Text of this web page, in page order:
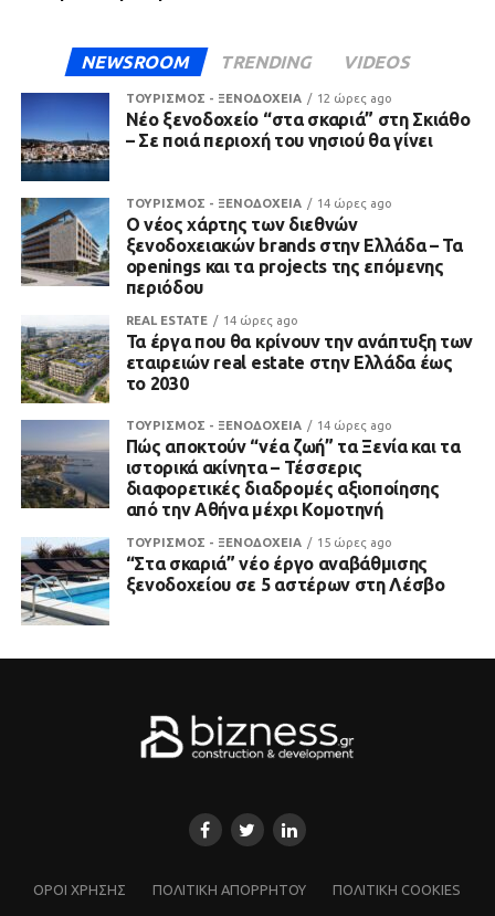
NEWSROOM TRENDING VIDEOS
ΤΟΥΡΙΣΜΟΣ - ΞΕΝΟΔΟΧΕΙΑ 12 ώρες ago
Νέο ξενοδοχείο “στα σκαριά” στη Σκιάθο
– Σε ποιά περιοχή του νησιού θα γίνει
ΤΟΥΡΙΣΜΟΣ - ΞΕΝΟΔΟΧΕΙΑ 14 ώρες ago
Ο νέος χάρτης των διεθνών
ξενοδοχειακών brands στην Ελλάδα – Τα
openings και τα projects της επόμενης
περιόδου
REAL ESTATE 14 ώρες ago
Τα έργα που θα κρίνουν την ανάπτυξη των
εταιρειών real estate στην Ελλάδα έως
το 2030
ΤΟΥΡΙΣΜΟΣ - ΞΕΝΟΔΟΧΕΙΑ 14 ώρες ago
Πώς αποκτούν “νέα ζωή” τα Ξενία και τα
ιστορικά ακίνητα – Τέσσερις
διαφορετικές διαδρομές αξιοποίησης
από την Αθήνα μέχρι Κομοτηνή
ΤΟΥΡΙΣΜΟΣ - ΞΕΝΟΔΟΧΕΙΑ 15 ώρες ago
“Στα σκαριά” νέο έργο αναβάθμισης
ξενοδοχείου σε 5 αστέρων στη Λέσβο
ΌΡΟΙ ΧΡΗΣΗΣ ΠΟΛΙΤΙΚΗ ΑΠΟΡΡΗΤΟΥ ΠΟΛΙΤΙΚΗ COOKIES